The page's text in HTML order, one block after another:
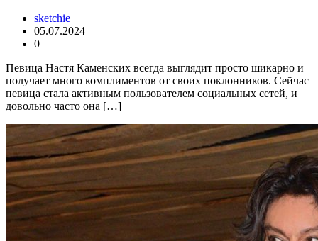
sketchie
05.07.2024
0
Певица Настя Каменских всегда выглядит просто шикарно и
получает много комплиментов от своих поклонников. Сейчас
певица стала активным пользователем социальных сетей, и
довольно часто она […]